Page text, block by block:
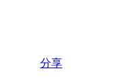
分享